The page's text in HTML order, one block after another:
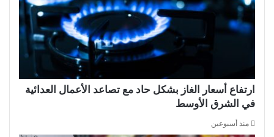
ارتفاع أسعار الغاز بشكل حاد مع تصاعد الأعمال العدائية
في الشرق الأوسط
منذ أسبوعين